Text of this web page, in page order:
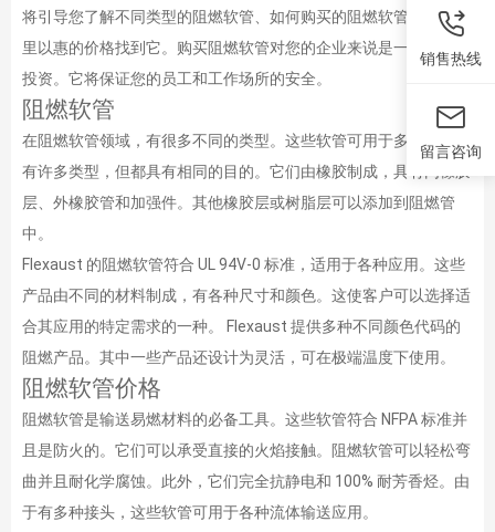
将引导您了解不同类型的阻燃软管、如何购买的阻燃软管以及在哪
里以惠的价格找到它。购买阻燃软管对您的企业来说是一项明智的
投资。它将保证您的员工和工作场所的安全。
阻燃软管
在阻燃软管领域，有很多不同的类型。这些软管可用于多种用途。
有许多类型，但都具有相同的目的。它们由橡胶制成，具有内橡胶
层、外橡胶管和加强件。其他橡胶层或树脂层可以添加到阻燃管
中。
Flexaust 的阻燃软管符合 UL 94V-0 标准，适用于各种应用。这些
产品由不同的材料制成，有各种尺寸和颜色。这使客户可以选择适
合其应用的特定需求的一种。 Flexaust 提供多种不同颜色代码的
阻燃产品。其中一些产品还设计为灵活，可在极端温度下使用。
阻燃软管价格
阻燃软管是输送易燃材料的必备工具。这些软管符合 NFPA 标准并
且是防火的。它们可以承受直接的火焰接触。阻燃软管可以轻松弯
曲并且耐化学腐蚀。此外，它们完全抗静电和 100% 耐芳香烃。由
于有多种接头，这些软管可用于各种流体输送应用。
销售热线
留言咨询